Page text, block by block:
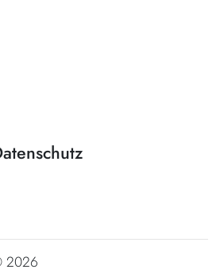
2026